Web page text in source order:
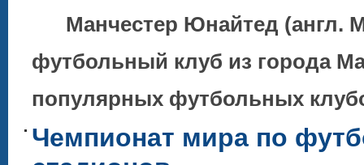
Манчестер Юнайтед (англ.
футбольный клуб из города
популярных футбольных
Чемпионат мира по